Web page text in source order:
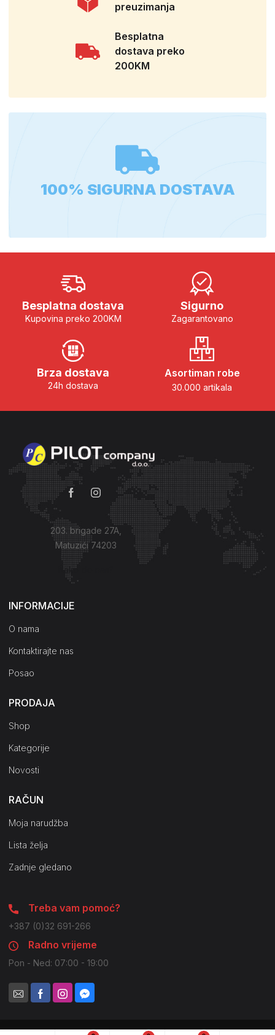
preuzimanja
Besplatna
dostava preko
200KM
100% SIGURNA DOSTAVA
Besplatna dostava
Kupovina preko 200KM
Sigurno
Zagarantovano
Brza dostava
24h dostava
Asortiman robe
30.000 artikala
203. brigade 27A,
Matuzići 74203
Kako do nas?
INFORMACIJE
O nama
Kontaktirajte nas
Posao
PRODAJA
Shop
Kategorije
Novosti
RAČUN
Moja narudžba
Lista želja
Zadnje gledano
Treba vam pomoć?
+387 (0)32 691-266
Radno vrijeme
Pon - Ned: 07:00 - 19:00